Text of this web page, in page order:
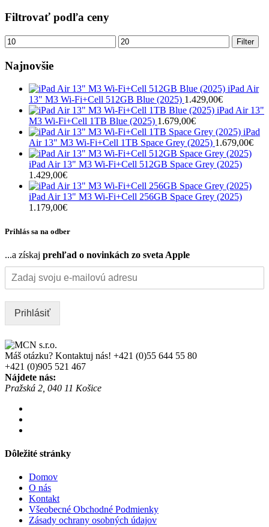
Filtrovať podľa ceny
Minimálna
cena
Maximálna
cena
Filter
Najnovšie
iPad Air
13" M3 Wi-Fi+Cell 512GB Blue (2025) 1.429,00€
iPad Air 13"
M3 Wi-Fi+Cell 1TB Blue (2025) 1.679,00€
iPad
Air 13" M3 Wi-Fi+Cell 1TB Space Grey (2025) 1.679,00€
iPad Air 13" M3 Wi-Fi+Cell 512GB Space Grey (2025)
1.429,00€
iPad Air 13" M3 Wi-Fi+Cell 256GB Space Grey (2025)
1.179,00€
Prihlás sa na odber
...a získaj prehľad o novinkách zo sveta Apple
Prihlásiť
Máš otázku? Kontaktuj nás! +421 (0)55 644 55 80
+421 (0)905 521 467
Nájdete nás:
Pražská 2, 040 11 Košice
Dôležité stránky
Domov
O nás
Kontakt
Všeobecné Obchodné Podmienky
Zásady ochrany osobných údajov